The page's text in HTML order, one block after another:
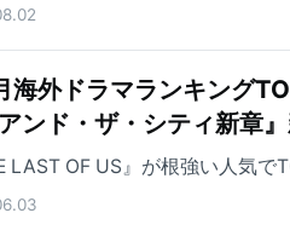
海外ドラマランキング
ンド・ザ・シティ新章
LAST OF US』が根強い人気で